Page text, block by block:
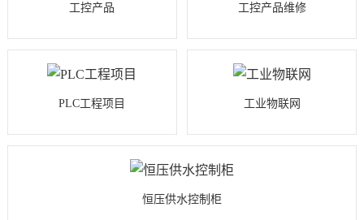
工控产品 工控产品维修
PLC工程项目 工业物联网
恒压供水控制柜